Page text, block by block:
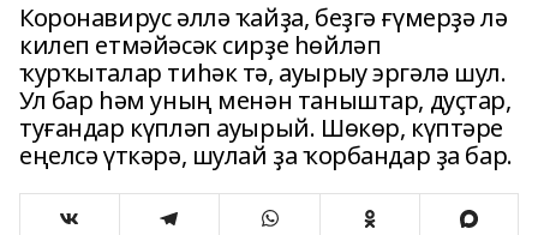
Коронавирус әллә ҡайҙа, беҙгә ғүмерҙә лә
килеп етмәйәсәк сирҙе һөйләп
ҡурҡыталар тиһәк тә, ауырыу эргәлә шул.
Ул бар һәм уның менән таныштар, дуҫтар,
туғандар күпләп ауырый. Шөкөр, күптәре
еңелсә үткәрә, шулай ҙа ҡорбандар ҙа бар.